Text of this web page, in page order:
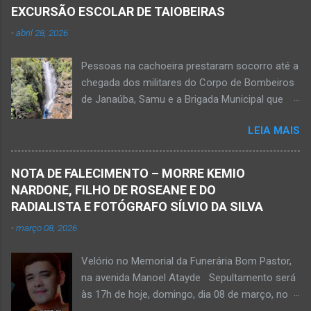
ferida e foi levada pelos socorristas do Samu
para o hospital na cidade de Monte Azul. Essa
do Suporte Aéreo Avançado de Vida (SAAV)
para unidade hospi...
EXCURSÃO ESCOLAR DE TAIOBEIRAS
-abril 28, 2026
Pessoas na cachoeira prestaram socorro até a
chegada dos militares do Corpo de Bombeiros
de Janaúba, Samu e a Brigada Municipal que
resistiu e foi a óbito Foto álbum pessoal Kauan
Pereira Alves publicou em sua rede social a
foto em que apreciava a Cachoeira Maria Rosa,
em Mato Verde, pouco tempo antes de se
afogar e depois vir a óbito nesta terça-feira, dia
socorrem estudante que se afogou em
cachoeira em Mato Verde nesta terça-feira, dia
28 de abril de 2026. Adolescente não resistiu e
LEIA MAIS
NOTA DE FALECIMENTO – MORRE KEMIO
NARDONE, FILHO DE ROSEANE E DO
RADIALISTA E FOTÓGRAFO SÍLVIO DA SILVA
-março 08, 2026
Velório no Memorial da Funerária Bom Pastor,
na avenida Manoel Atayde Sepultamento será
às 17h de hoje, domingo, dia 08 de março, no